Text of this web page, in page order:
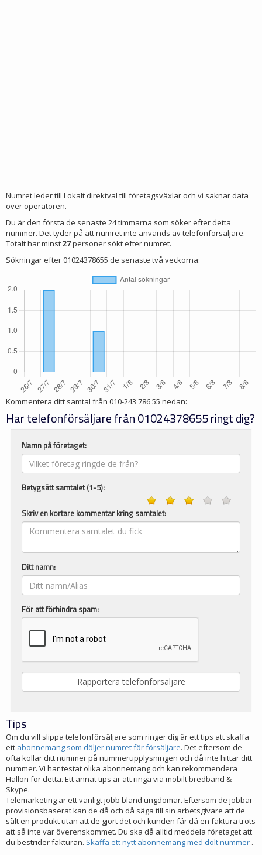
Numret leder till Lokalt direktval till företagsväxlar och vi saknar data
över operatören.
Du är den första de senaste 24 timmarna som söker efter detta
nummer. Det tyder på att numret inte används av telefonförsäljare.
Totalt har minst27personer sökt efter numret.
Sökningar efter 01024378655 de senaste två veckorna:
Kommentera ditt samtal från 010-243 786 55 nedan:
Har telefonförsäljare från 01024378655 ringt dig?
Namn på företaget:
Betygsätt samtalet (1-5):
Skriv en kortare kommentar kring samtalet:
Ditt namn:
För att förhindra spam:
Tips
Om du vill slippa telefonförsäljare som ringer dig är ett tips att skaffa
ett abonnemang som döljer numret för försäljare. Det eftersom de
ofta kollar ditt nummer på nummerupplysningen och då inte hittar ditt
nummer. Vi har testat olika abonnemang och kan rekommendera
Hallon för detta. Ett annat tips är att ringa via mobilt bredband &
Skype.
Telemarketing är ett vanligt jobb bland ungdomar. Eftersom de jobbar
provisionsbaserat kan de då och då säga till sin arbetsgivare att de
sålt en produkt utan att de gjort det och kunden får då en faktura trots
att så inte var överenskommet. Du ska då alltid meddela företaget att
du bestrider fakturan. Skaffa ett nytt abonnemang med dolt nummer .